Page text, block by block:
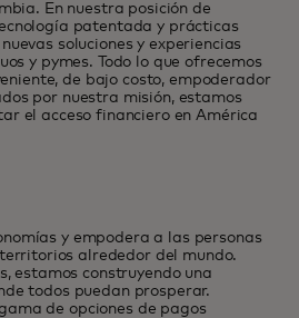
En nuestra posición de
patentada y prácticas
soluciones y experiencias
y pymes. Todo lo que ofrecemos
de bajo costo, empoderador
por nuestra misión, estamos
el acceso financiero en América
y empodera a las personas
alrededor del mundo.
estamos construyendo una
todos puedan prosperar.
de opciones de pagos